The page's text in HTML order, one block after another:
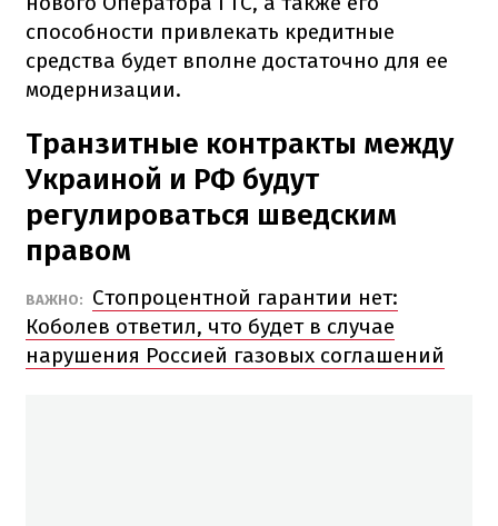
способности привлекать кредитные
средства будет вполне достаточно для ее
модернизации.
Транзитные контракты между
Украиной и РФ будут
регулироваться шведским
правом
ВАЖНО:
Стопроцентной гарантии нет:
Коболев ответил, что будет в случае
нарушения Россией газовых соглашений